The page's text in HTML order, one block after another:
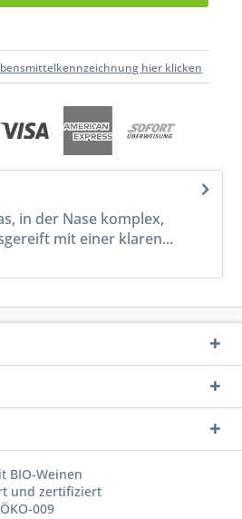
hier klicken
in der Nase komplex,
mit einer klaren...
BIO-Weinen
und zertifiziert
009